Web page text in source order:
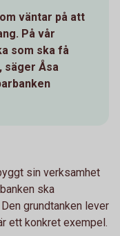
väntar på att
På vår
som ska få
säger Åsa
sin verksamhet
ska
grundtanken lever
ett konkret exempel.